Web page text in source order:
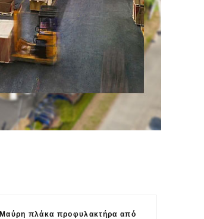
Μαύρη πλάκα προφυλακτήρα από